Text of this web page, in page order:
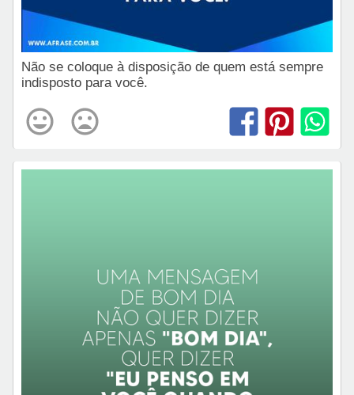
Não se coloque à disposição de quem está sempre
indisposto para você.